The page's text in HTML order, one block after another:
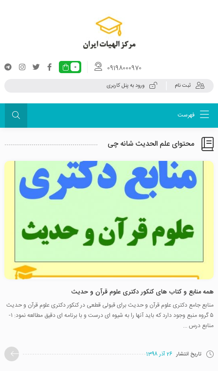
0 09198000970
ثبت نام ورود به پنل کاربری
فهرست
محتوای علم الحدیث شانه چی
همه منابع و کتاب های کنکور دکتری علوم قرآن و حدیث
منابع جامع دکتری علوم قرآن و حدیث برای قبولی قطعی در کنکور دکتری علوم قرآن و حدیث
۵ گروه منبع وجود دارد که باید آنها را به شیوه ای درست و با برنامه ای دقیق مطالعه نمود: ۱-
منابع درس ...
تاریخ انتشار 26 آذر 1398